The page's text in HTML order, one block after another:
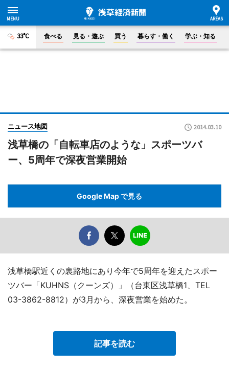
33°C 食べる 見る・遊ぶ 買う 暮らす・働く 学ぶ・知る
ニュース地図 2014.03.10
浅草橋の「自転車店のような」スポーツバ
ー、5周年で深夜営業開始
Google Map で見る
浅草橋駅近くの裏路地にあり今年で5周年を迎えたスポー
ツバー「KUHNS（クーンズ）」（台東区浅草橋1、TEL
03-3862-8812）が3月から、深夜営業を始めた。
記事を読む